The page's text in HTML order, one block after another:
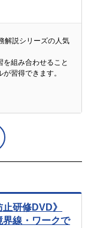
解説シリーズの人気
を組み合わせること
習得できます。
研修DVD》
線・ワークで